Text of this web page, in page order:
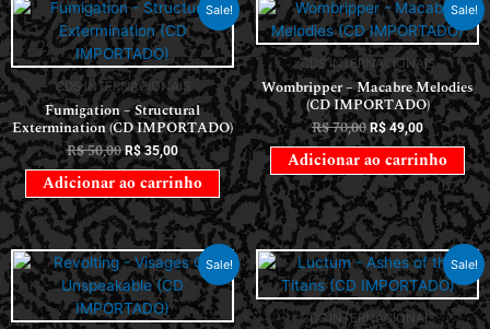
Sale!
CDS INTERNACIONAIS
Fumigation – Structural
Extermination (CD IMPORTADO)
R$50,00 R$35,00
Adicionar ao carrinho
Sale!
CDS INTERNACIONAIS
Wombripper – Macabre Melodies
(CD IMPORTADO)
R$70,00 R$49,00
Adicionar ao carrinho
Sale! Sale!
CDS INTERNACIONAIS